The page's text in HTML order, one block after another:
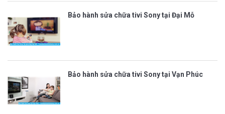
Bảo hành sửa chữa tivi Sony tại Đại Mỗ
Bảo hành sửa chữa tivi Sony tại Vạn Phúc